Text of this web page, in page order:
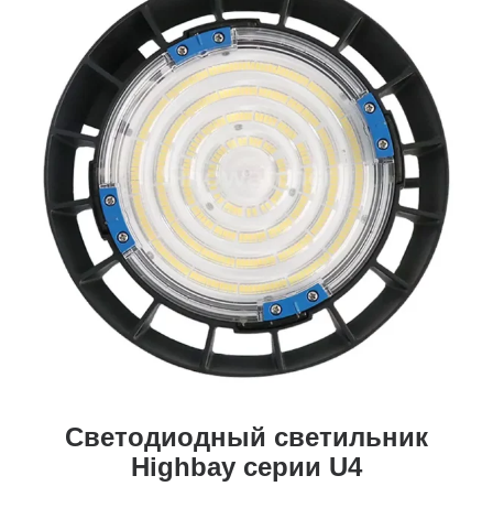
Светодиодный светильник
Highbay серии U4